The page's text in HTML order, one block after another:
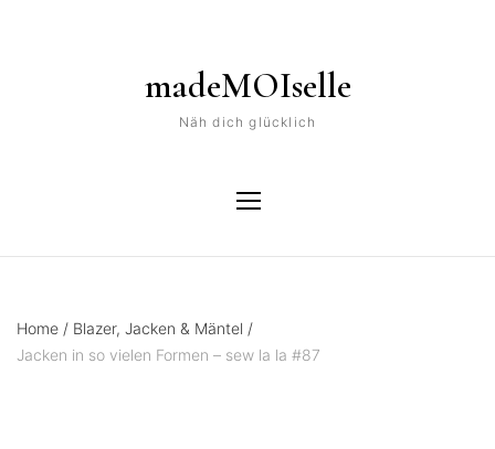
madeMOIselle
Näh dich glücklich
Home / Blazer, Jacken & Mäntel /
Jacken in so vielen Formen – sew la la #87